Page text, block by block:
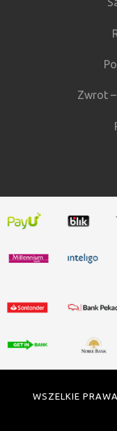
Zwrot
WSZELKIE